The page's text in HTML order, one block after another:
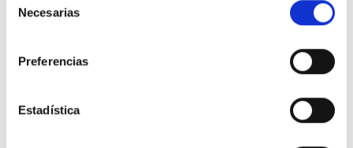
Necesarias
Preferencias
Estadística
30 años de experiencia en el sector.